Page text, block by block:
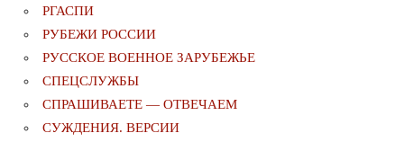
РГАСПИ
РУБЕЖИ РОССИИ
РУССКОЕ ВОЕННОЕ ЗАРУБЕЖЬЕ
СПЕЦСЛУЖБЫ
СПРАШИВАЕТЕ — ОТВЕЧАЕМ
СУЖДЕНИЯ. ВЕРСИИ